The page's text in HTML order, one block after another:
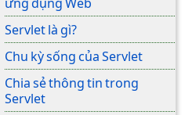
Servlet là gì?
Chu kỳ sống của Servlet
Chia sẻ thông tin trong
Servlet